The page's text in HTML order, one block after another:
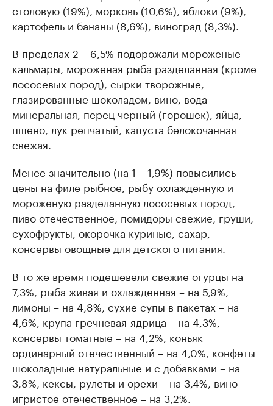
столовую (19%), морковь (10,6%), яблоки (9%),
картофель и бананы (8,6%), виноград (8,3%).
В пределах 2 – 6,5% подорожали мороженые
кальмары, мороженая рыба разделанная (кроме
лососевых пород), сырки творожные,
глазированные шоколадом, вино, вода
минеральная, перец черный (горошек), яйца,
пшено, лук репчатый, капуста белокочанная
свежая.
Менее значительно (на 1 – 1,9%) повысились
цены на филе рыбное, рыбу охлажденную и
мороженую разделанную лососевых пород,
пиво отечественное, помидоры свежие, груши,
сухофрукты, окорочка куриные, сахар,
консервы овощные для детского питания.
В то же время подешевели свежие огурцы на
7,3%, рыба живая и охлажденная – на 5,9%,
лимоны – на 4,8%, сухие супы в пакетах – на
4,6%, крупа гречневая-ядрица – на 4,3%,
консервы томатные – на 4,2%, коньяк
ординарный отечественный – на 4,0%, конфеты
шоколадные натуральные и с добавками – на
3,8%, кексы, рулеты и орехи – на 3,4%, вино
игристое отечественное – на 3,2%.